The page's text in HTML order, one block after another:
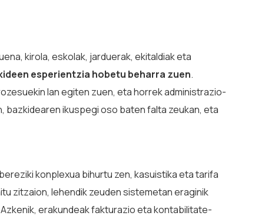
kirola, eskolak, jarduerak, ekitaldiak eta
esperientzia hobetu beharra zuen.
lan egiten zuen, eta horrek administrazio-
ikuspegi oso baten falta zeukan, eta
konplexua bihurtu zen, kasuistika eta tarifa
zitzaion, lehendik zeuden sistemetan eraginik
erakundeak fakturazio eta kontabilitate-